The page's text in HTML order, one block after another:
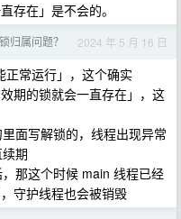
存在」是不会的。
归属问题？ 2024 年 5 月 16 日
正常运行」，这个确实
期的锁就会一直存在」，这
面写解锁的，线程出现异常
期
那这个时候 main 线程已经
守护线程也会被销毁